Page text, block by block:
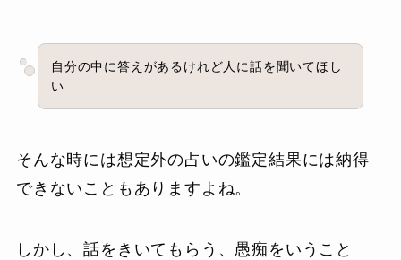
自分の中に答えがあるけれど人に話を聞いてほし
い
そんな時には想定外の占いの鑑定結果には納得
できないこともありますよね。
しかし、話をきいてもらう、愚痴をいうこと